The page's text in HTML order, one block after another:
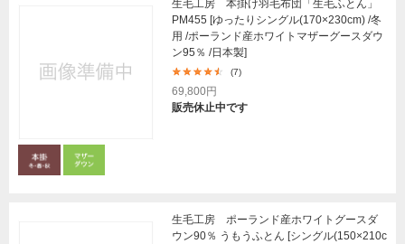
生毛工房 本掛け羽毛布団「生毛ふとん」
PM455 [ゆったりシングル(170×230cm) /冬
用 /ポーランド産ホワイトマザーグースダウ
ン95％ /日本製]
(7)
69,800円
販売休止中です
生毛工房 ポーランド産ホワイトグースダ
ウン90％ うもうふとん [シングル(150×210c